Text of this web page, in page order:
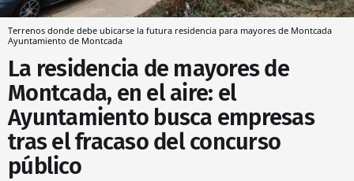
Terrenos donde debe ubicarse la futura residencia para mayores de Montcada
Ayuntamiento de Montcada
La residencia de mayores de
Montcada, en el aire: el
Ayuntamiento busca empresas
tras el fracaso del concurso
público